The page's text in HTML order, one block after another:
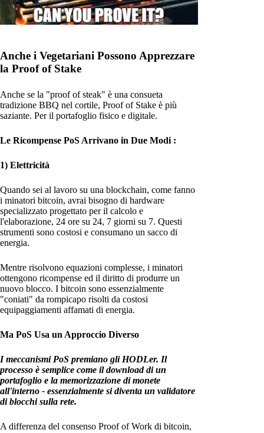
Anche i Vegetariani Possono Apprezzare
la Proof of Stake
Anche se la "proof of steak" è una consueta
tradizione BBQ nel cortile, Proof of Stake è più
saziante. Per il portafoglio fisico e digitale.
Le Ricompense PoS Arrivano in Due Modi :
1) Elettricità
Quando sei al lavoro su una blockchain, come fanno
i minatori bitcoin, avrai bisogno di hardware
specializzato progettato per il calcolo e
l'elaborazione, 24 ore su 24, 7 giorni su 7. Questi
strumenti sono costosi e consumano un sacco di
energia.
Mentre risolvono equazioni complesse, i minatori
ottengono ricompense ed il diritto di produrre un
nuovo blocco. I bitcoin sono essenzialmente
"coniati" da rompicapo risolti da costosi
equipaggiamenti affamati di energia.
Ma PoS Usa un Approccio Diverso
I meccanismi PoS premiano gli HODLer. Il
processo è semplice come il download di un
portafoglio e la memorizzazione di monete
all'interno - essenzialmente si diventa un validatore
di blocchi sulla rete.
A differenza del consenso Proof of Work di bitcoin,